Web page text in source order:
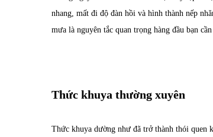
nhang, mất đi độ đàn hồi và hình thành nếp
mưa là nguyên tắc quan trọng hàng đầu bạn
Thức khuya thường xuyên
Thức khuya dường như đã trở thành thói quen